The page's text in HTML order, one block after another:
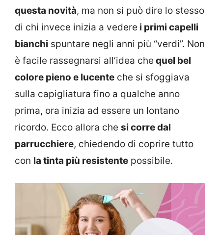
questa novità, ma non si può dire lo stesso
di chi invece inizia a vedere i primi capelli
bianchi spuntare negli anni più “verdi”. Non
è facile rassegnarsi all’idea che quel bel
colore pieno e lucente che si sfoggiava
sulla capigliatura fino a qualche anno
prima, ora inizia ad essere un lontano
ricordo. Ecco allora che si corre dal
parrucchiere, chiedendo di coprire tutto
con la tinta più resistente possibile.